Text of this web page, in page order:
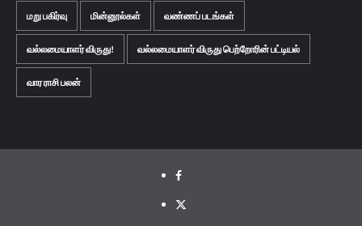
மறு பகிர்வு மின்னூல்கள் வண்ணப் படங்கள்
வல்லமையாளர் விருது! வல்லமையாளர் விருது பெற்றோரின் பட்டியல்
வார ராசி பலன்
Facebook
Twitter